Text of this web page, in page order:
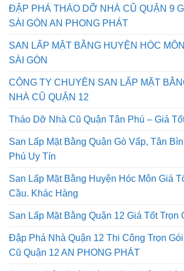
ĐẬP PHÁ THÁO DỠ NHÀ CŨ QUẬN 9
SÀI GÒN AN PHONG PHÁT
SAN LẤP MẶT BẰNG HUYỆN HÓC
SÀI GÒN
CÔNG TY CHUYÊN SAN LẤP MẶT
NHÀ CŨ QUẬN 12
Tháo Dỡ Nhà Cũ Quận Tân Phú – Giá
San Lấp Mặt Bằng Quận Gò Vấp, Tân
Phú Uy Tín
San Lấp Mặt Bằng Huyện Hóc Môn Giá
Cầu. Khác Hàng
San Lấp Mặt Bằng Quận 12 Giá Tốt Trọn
Đập Phá Nhà Quận 12 Thi Công Trọn
Cũ Quận 12 AN PHONG PHÁT